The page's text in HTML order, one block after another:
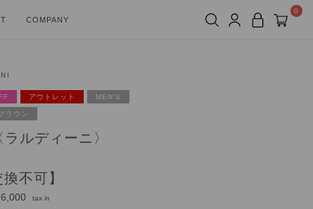
COMPANY
0
アウトレット MEN'S
ラウン
ルディーニ〉
不可】
tax in